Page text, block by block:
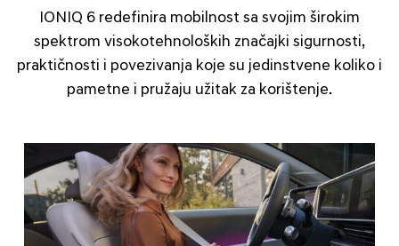
IONIQ 6 redefinira mobilnost sa svojim širokim
spektrom visokotehnoloških značajki sigurnosti,
praktičnosti i povezivanja koje su jedinstvene koliko i
pametne i pružaju užitak za korištenje.